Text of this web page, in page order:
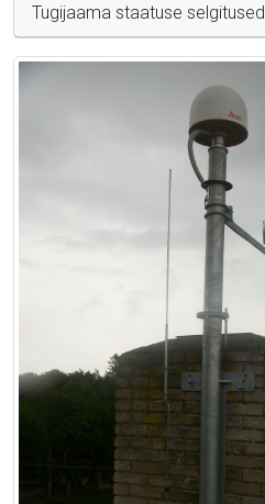
Tugijaama staatuse selgitused